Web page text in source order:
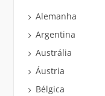
Alemanha
Argentina
Austrália
Áustria
Bélgica